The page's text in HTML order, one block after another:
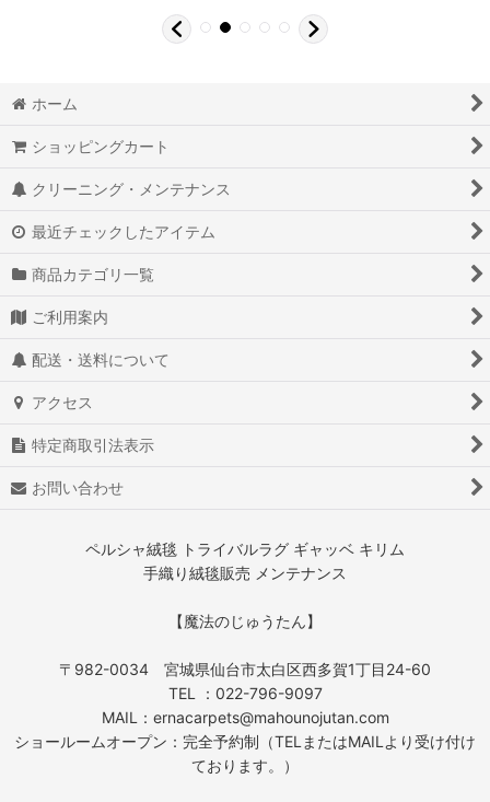
ホーム
ショッピングカート
クリーニング・メンテナンス
最近チェックしたアイテム
商品カテゴリ一覧
ご利用案内
配送・送料について
アクセス
特定商取引法表示
お問い合わせ
ペルシャ絨毯 トライバルラグ ギャッベ キリム
手織り絨毯販売 メンテナンス
【魔法のじゅうたん】
〒982-0034 宮城県仙台市太白区西多賀1丁目24-60
TEL ：022-796-9097
MAIL：ernacarpets@mahounojutan.com
ショールームオープン：完全予約制（TELまたはMAILより受け付け
ております。）